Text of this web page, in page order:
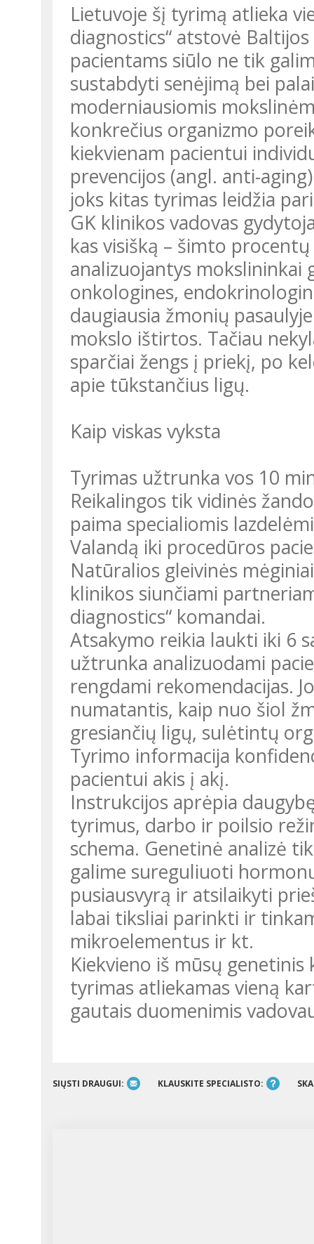
Lietuvoje šį tyrimą atlieka
diagnostics“ atstovė
pacientams siūlo ne tik
sustabdyti senėjimą bei
moderniausiomis
konkrečius organizmo
kiekvienam pacientui
prevencijos (angl. anti-
joks kitas tyrimas leidžia
GK klinikos vadovas
kas visišką – šimto
analizuojantys
onkologines,
daugiausia žmonių
mokslo ištirtos. Tačiau
sparčiai žengs į priekį, po
apie tūkstančius ligų.
Kaip viskas vyksta
Tyrimas užtrunka vos 10
Reikalingos tik vidinės
paima specialiomis
Valandą iki procedūros
Natūralios gleivinės
klinikos siunčiami
diagnostics“ komandai.
Atsakymo reikia laukti iki 6
užtrunka analizuodami
rengdami rekomendacijas.
numatantis, kaip nuo šiol
gresiančių ligų, sulėtintų
Tyrimo informacija
pacientui akis į akį.
Instrukcijos aprėpia
tyrimus, darbo ir poilsio
schema. Genetinė analizė
galime sureguliuoti
pusiausvyrą ir atsilaikyti
labai tiksliai parinkti ir
mikroelementus ir kt.
Kiekvieno iš mūsų
tyrimas atliekamas vieną
gautais duomenimis
SIŲSTI DRAUGUI: KLAUSKITE SPECIALISTO: